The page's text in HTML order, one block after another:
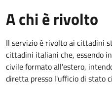
A chi è rivolto
Il servizio è rivolto ai cittadini
cittadini italiani che, essendo
civile formato all'estero,
diretta presso l'ufficio di stato